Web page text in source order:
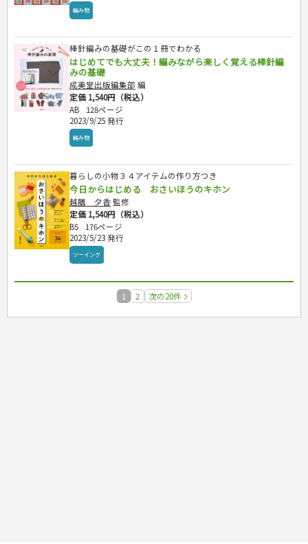
編み物
棒針編みの基礎がこの１冊でわかる
はじめてでも大丈夫！編みながら楽しく覚える棒針編
みの基礎
成美堂出版編集部 編
定価 1,540円（税込）
AB
128ページ
2023/9/25 発行
編み物
暮らしの小物３４アイテムの作り方つき
今日からはじめる おさいほうのキホン
越膳 夕香監修
定価 1,540円（税込）
B5
176ページ
2023/5/23 発行
ソーイング
1 2 次の20件